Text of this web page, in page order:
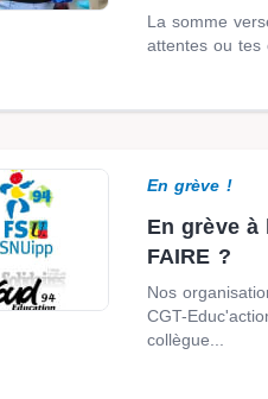
La somme
attentes ou tes
En grève !
En grève à
FAIRE ?
Nos
CGT-
collègue...